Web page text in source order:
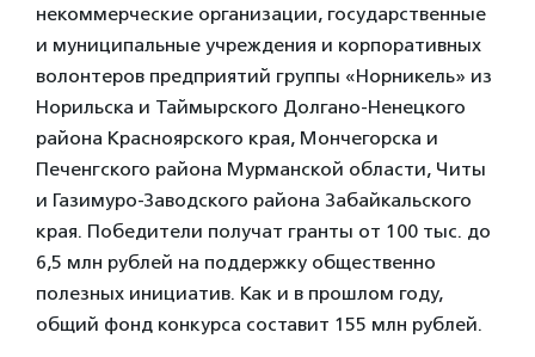
некоммерческие организации, государственные
и муниципальные учреждения и корпоративных
волонтеров предприятий группы «Норникель» из
Норильска и Таймырского Долгано-Ненецкого
района Красноярского края, Мончегорска и
Печенгского района Мурманской области, Читы
и Газимуро-Заводского района Забайкальского
края. Победители получат гранты от 100 тыс. до
6,5 млн рублей на поддержку общественно
полезных инициатив. Как и в прошлом году,
общий фонд конкурса составит 155 млн рублей.